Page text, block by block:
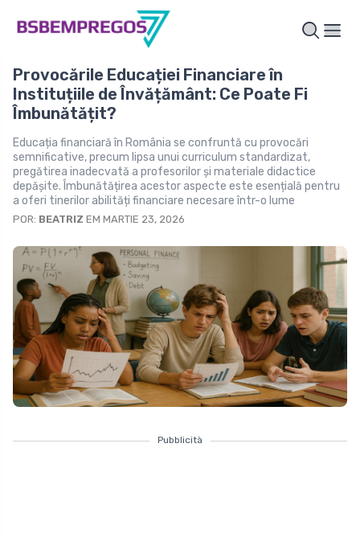
Provocările Educației Financiare în
Instituțiile de Învățământ: Ce Poate Fi
Îmbunătățit?
Educația financiară în România se confruntă cu provocări
semnificative, precum lipsa unui curriculum standardizat,
pregătirea inadecvată a profesorilor și materiale didactice
depășite. Îmbunătățirea acestor aspecte este esențială pentru
a oferi tinerilor abilități financiare necesare într-o lume
POR: BEATRIZ EM MARTIE 23, 2026
Pubblicità